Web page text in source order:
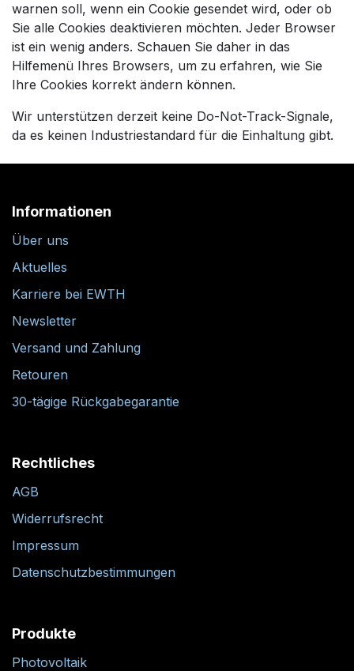
warnen soll, wenn ein Cookie gesendet wird, oder ob
Sie alle Cookies deaktivieren möchten. Jeder Browser
ist ein wenig anders. Schauen Sie daher in das
Hilfemenü Ihres Browsers, um zu erfahren, wie Sie
Ihre Cookies korrekt ändern können.
Wir unterstützen derzeit keine Do-Not-Track-Signale,
da es keinen Industriestandard für die Einhaltung gibt.
Informationen
Über uns
Aktuelles
Karriere bei EWTH
Newsletter
Versand und Zahlung
Retouren
30-tägige Rückgabegarantie
Rechtliches
AGB
Widerrufsrecht
Impressum
Datenschutzbestimmungen
Produkte
Photovoltaik